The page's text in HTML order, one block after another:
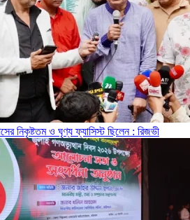
নিকৃষ্টতম ও ঘৃণ্য ফ্যাসিস্ট ছিলেন : রিজভী